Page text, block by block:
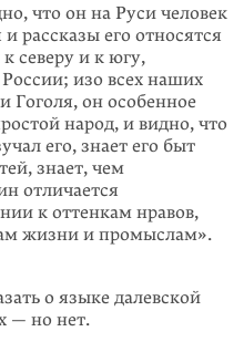
что он на Руси человек
рассказы его относятся
северу и к югу,
изо всех наших
Гоголя, он особенное
народ, и видно, что
его, знает его быт
знает, чем
отличается
к оттенкам нравов,
жизни и промыслам».
о языке далевской
— но нет.